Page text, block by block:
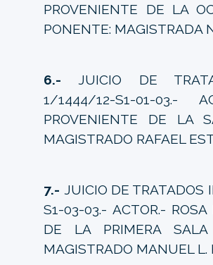
PROVENIENTE DE LA
PONENTE: MAGISTRADA
6.- JUICIO DE
1/1444/12-S1-01-03.-
PROVENIENTE DE LA
MAGISTRADO RAFAEL
7.- JUICIO DE
S1-03-03.- ACTOR.-
DE LA PRIMERA SALA
MAGISTRADO MANUEL L.